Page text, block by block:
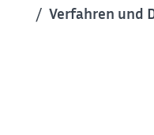
Verfahren und